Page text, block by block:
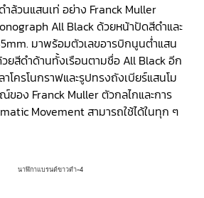
ล้วนแสนเท่ อย่าง Franck Muller
All Black ด้วยหน้าปัดสีดำและ
มาพร้อมตัวเลขอารบิกนูนต่ำแสน
ยสีดำด้านทั้งเรือนตามชื่อ All Black อีก
โครโนกราฟและรูปทรงถังเบียร์แสนโม
ของ Franck Muller ตัวกลไกและการ
Movement สามารถใช้ได้ในทุก ๆ